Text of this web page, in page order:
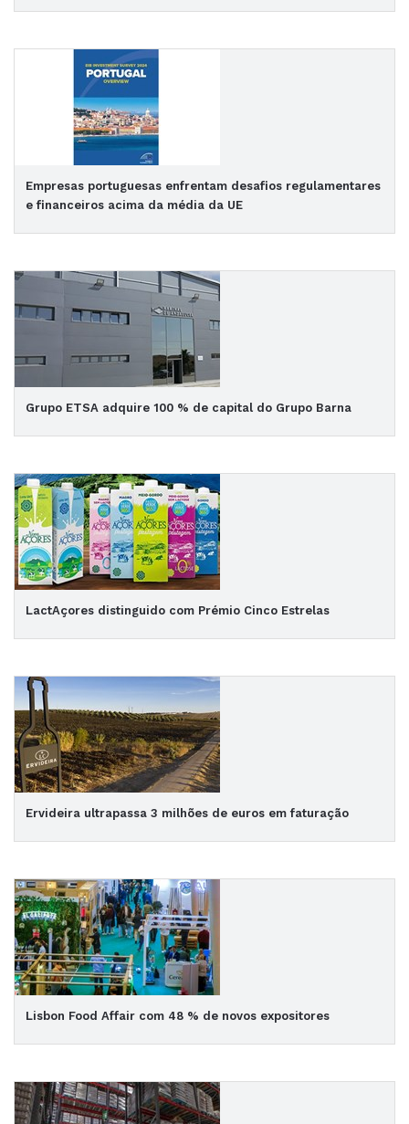
Empresas portuguesas enfrentam desafios regulamentares
e financeiros acima da média da UE
Grupo ETSA adquire 100 % de capital do Grupo Barna
LactAçores distinguido com Prémio Cinco Estrelas
Ervideira ultrapassa 3 milhões de euros em faturação
Lisbon Food Affair com 48 % de novos expositores